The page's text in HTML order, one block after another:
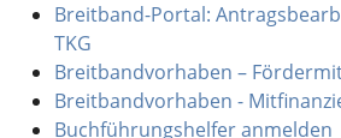
Breitband-Portal:
TKG
Breitbandvorhaben –
Breitbandvorhaben -
Buchführungshelfer anmelden